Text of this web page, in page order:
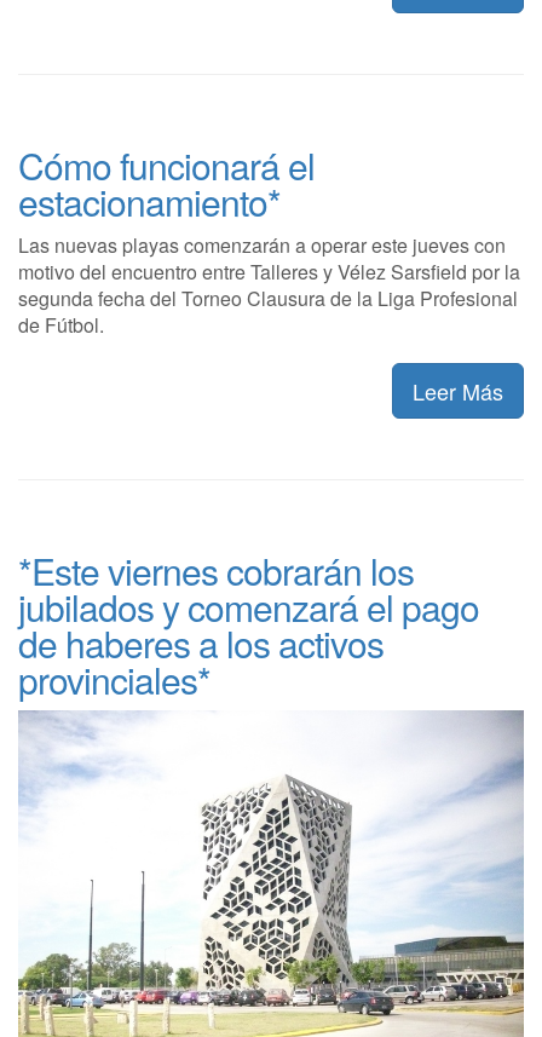
Cómo funcionará el
estacionamiento*
Las nuevas playas comenzarán a operar este jueves con
motivo del encuentro entre Talleres y Vélez Sarsfield por la
segunda fecha del Torneo Clausura de la Liga Profesional
de Fútbol.
Leer Más
*Este viernes cobrarán los
jubilados y comenzará el pago
de haberes a los activos
provinciales*